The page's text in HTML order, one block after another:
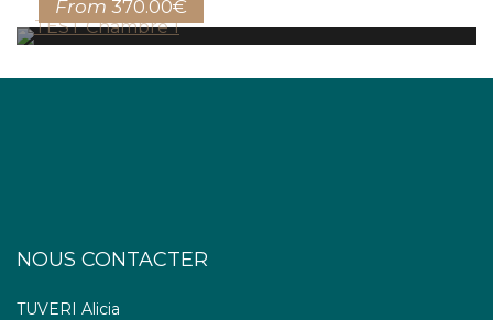
From 370.00€
NOUS CONTACTER
TUVERI Alicia